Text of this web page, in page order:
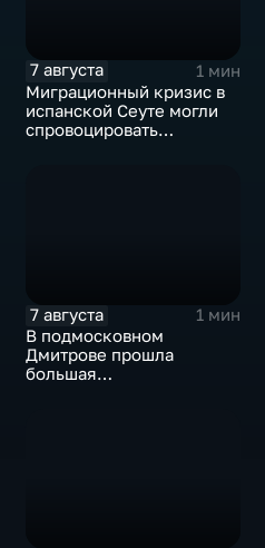
7 августа
1 мин
Миграционный кризис в
испанской Сеуте могли
спровоцировать
7 августа
1 мин
В подмосковном
Дмитрове прошла
большая